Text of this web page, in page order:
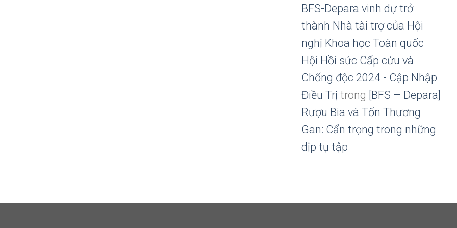
BFS-Depara vinh dự trở
thành Nhà tài trợ của Hội
nghị Khoa học Toàn quốc
Hội Hồi sức Cấp cứu và
Chống độc 2024 - Cập Nhập
Điều Trị trong [BFS – Depara]
Rượu Bia và Tổn Thương
Gan: Cẩn trọng trong những
dịp tụ tập